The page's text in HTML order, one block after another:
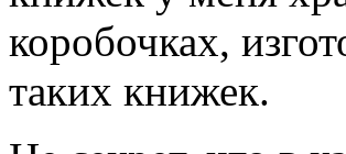
коробочках,
таких книжек.